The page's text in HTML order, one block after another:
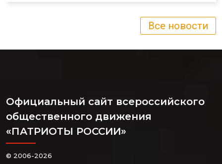
Все новости
Официальный сайт всероссийского
общественного движения
«ПАТРИОТЫ РОССИИ»
© 2006-2026